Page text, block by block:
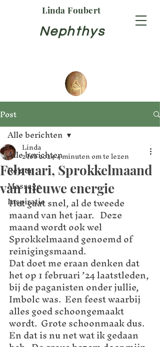
Nephthys
Linda Foubert
Post
Alle berichten
Reizen
Massage
Inspiratie
Alle berichten
Februari, Sprokkelmaand
van nieuwe energie
Linda
2 feb 20244 minuten om te lezen
Het gaat snel, al de tweede
maand van het jaar.   Deze
maand wordt ook wel
Sprokkelmaand genoemd of
reinigingsmaand.
Dat doet me eraan denken dat
het op 1 februari ’24 laatstleden,
bij de paganisten onder jullie,
Imbolc was.  Een feest waarbij
alles goed schoongemaakt
wordt.  Grote schoonmaak dus.
En dat is nu net wat ik gedaan